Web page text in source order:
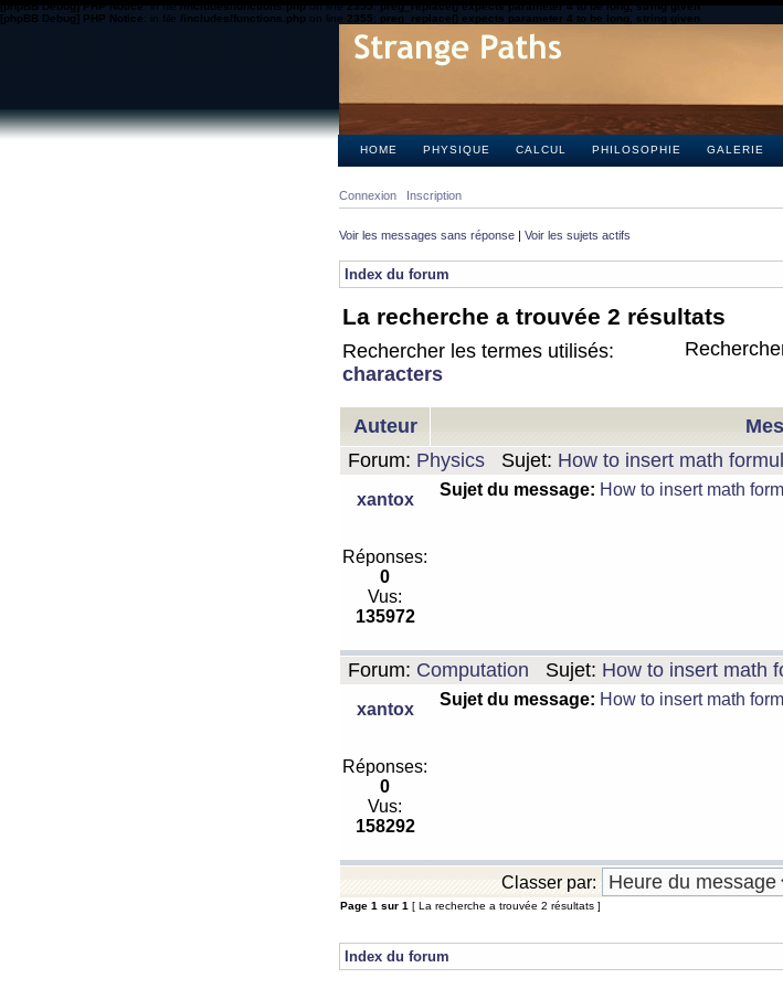
[phpBB Debug] PHP Notice: in file/includes/functions.phpon line2355:preg_replace() expects parameter 4 to be long, string given
[phpBB Debug] PHP Notice: in file /includes/functions.php on line 2355: preg_replace() expects parameter 4 to be long, string given
HOME PHYSIQUE CALCUL PHILOSOPHIE GALERIE
Connexion Inscription
Voir les messages sans réponse | Voir les sujets actifs
Index du forum
La recherche a trouvée 2 résultats
Rechercher les termes utilisés:
characters
Auteur
Forum: Physics Sujet: How to insert math
xantox
Sujet du message: How to insert math
Réponses:
0
Vus:
135972
Forum: Computation Sujet: How to insert math
xantox
Sujet du message: How to insert math
Réponses:
0
Vus:
158292
Classer par:
Page 1 sur 1 [ La recherche a trouvée 2 résultats ]
Index du forum